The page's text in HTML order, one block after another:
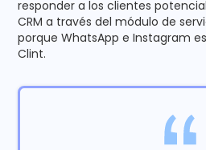
responder a los clientes
CRM a través del módulo de
porque WhatsApp e Instagram
Clint.